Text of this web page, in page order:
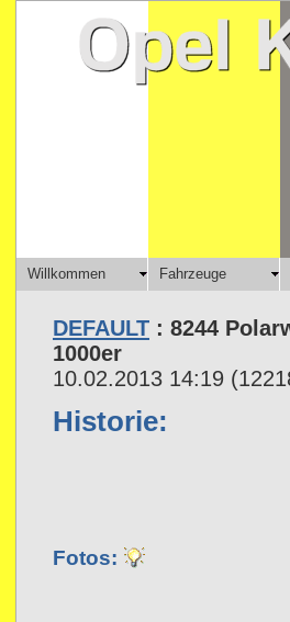
Willkommen Fahrzeuge
DEFAULT : 8244
1000er
10.02.2013 14:19 (
Historie:
Fotos: